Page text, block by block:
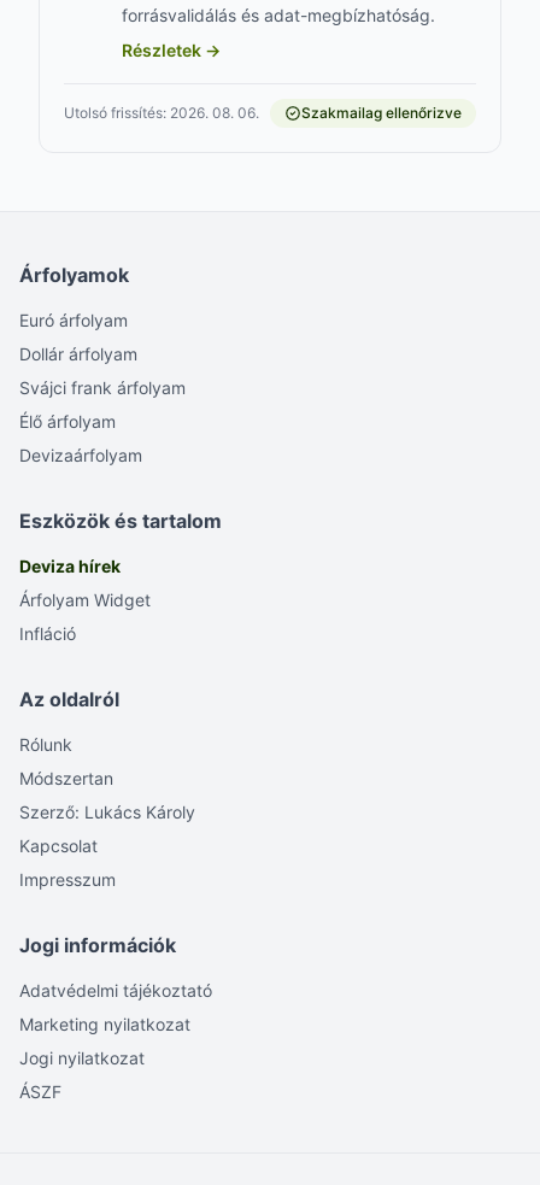
forrásvalidálás és adat-megbízhatóság.
Részletek →
Utolsó frissítés: 2026. 08. 06. Szakmailag ellenőrizve
Árfolyamok
Euró árfolyam
Dollár árfolyam
Svájci frank árfolyam
Élő árfolyam
Devizaárfolyam
Eszközök és tartalom
Deviza hírek
Árfolyam Widget
Infláció
Az oldalról
Rólunk
Módszertan
Szerző: Lukács Károly
Kapcsolat
Impresszum
Jogi információk
Adatvédelmi tájékoztató
Marketing nyilatkozat
Jogi nyilatkozat
ÁSZF